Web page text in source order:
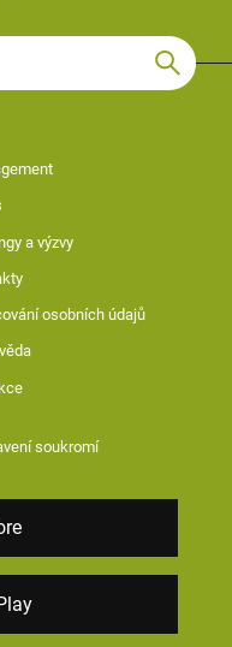
a výzvy
osobních údajů
soukromí